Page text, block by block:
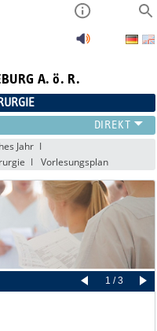
A. ö. R.
Jahr
Vorlesungsplan
1 / 3